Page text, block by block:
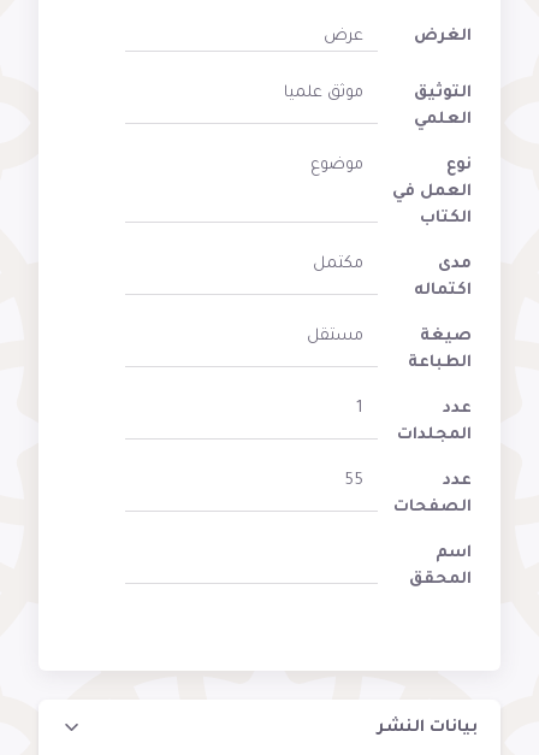
الغرض عرض
التوثيق
العلمي
موثق علميا
نوع
العمل في
الكتاب
موضوع
مدى
اكتماله
مكتمل
صيغة
الطباعة
مستقل
عدد
المجلدات
1
عدد
الصفحات
55
اسم
المحقق
بيانات النشر